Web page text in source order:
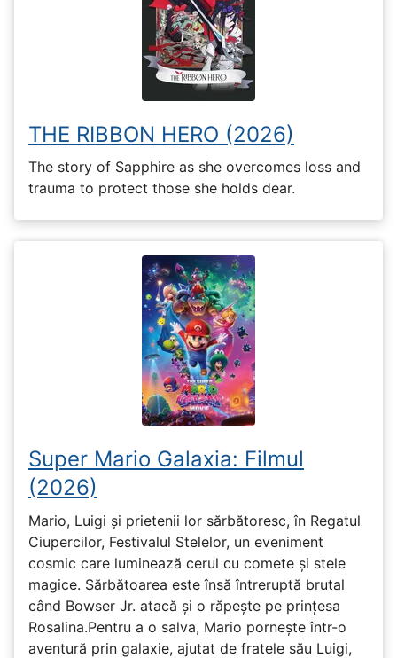
THE RIBBON HERO (2026)
The story of Sapphire as she overcomes loss and
trauma to protect those she holds dear.
Super Mario Galaxia: Filmul
(2026)
Mario, Luigi și prietenii lor sărbătoresc, în Regatul
Ciupercilor, Festivalul Stelelor, un eveniment
cosmic care luminează cerul cu comete și stele
magice. Sărbătoarea este însă întreruptă brutal
când Bowser Jr. atacă și o răpește pe prinţesa
Rosalina.Pentru a o salva, Mario pornește într-o
aventură prin galaxie, ajutat de fratele său Luigi,